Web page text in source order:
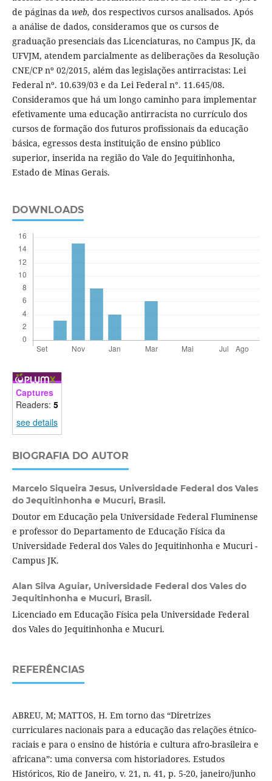
de páginas da web, dos respectivos cursos analisados. Após
a análise de dados, consideramos que os cursos de
graduação presenciais das Licenciaturas, no Campus JK, da
UFVJM, atendem parcialmente as deliberações da Resolução
CNE/CP nº 02/2015, além das legislações antirracistas: Lei
Federal nº. 10.639/03 e da Lei Federal n°. 11.645/08.
Consideramos que há um longo caminho para implementar
efetivamente uma educação antirracista no currículo dos
cursos de formação dos futuros profissionais da educação
básica, egressos desta instituição de ensino público
superior, inserida na região do Vale do Jequitinhonha,
Estado de Minas Gerais.
DOWNLOADS
Captures
Readers: 5
see details
BIOGRAFIA DO AUTOR
Marcelo Siqueira Jesus, Universidade Federal dos Vales
do Jequitinhonha e Mucuri, Brasil.
Doutor em Educação pela Universidade Federal Fluminense
e professor do Departamento de Educação Física da
Universidade Federal dos Vales do Jequitinhonha e Mucuri -
Campus JK.
Alan Silva Aguiar, Universidade Federal dos Vales do
Jequitinhonha e Mucuri, Brasil.
Licenciado em Educação Física pela Universidade Federal
dos Vales do Jequitinhonha e Mucuri.
REFERÊNCIAS
ABREU, M; MATTOS, H. Em torno das “Diretrizes
curriculares nacionais para a educação das relações étnico-
raciais e para o ensino de história e cultura afro-brasileira e
africana”: uma conversa com historiadores. Estudos
Históricos, Rio de Janeiro, v. 21, n. 41, p. 5-20, janeiro/junho